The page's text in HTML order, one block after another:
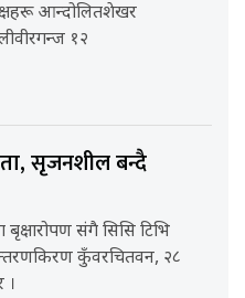
आन्दोलितशेखर
१२
सृजनशील बन्दै
बृक्षारोपण संगै सिसि टिभि
कुँवरचितवन, २८
।